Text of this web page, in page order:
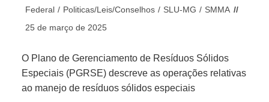
Federal / Politicas/Leis/Conselhos / SLU-MG / SMMA
25 de março de 2025
O Plano de Gerenciamento de Resíduos Sólidos
Especiais (PGRSE) descreve as operações relativas
ao manejo de resíduos sólidos especiais